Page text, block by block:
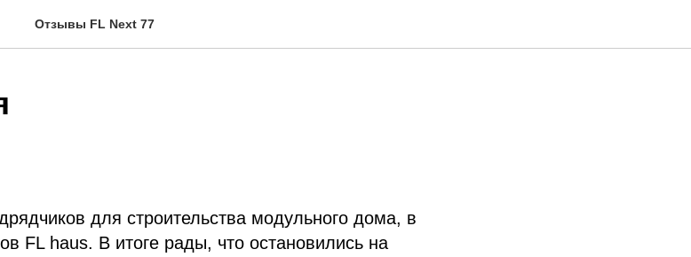
Отзывы FL Next 77
для строительства модульного дома, в
FL haus. В итоге рады, что остановились на